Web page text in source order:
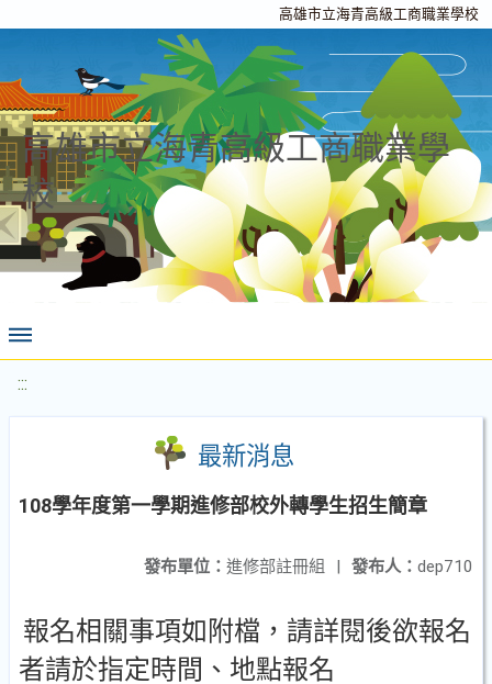
高雄市立海青高級工商職業學校
高雄市立海青高級工商職業學
校
:::
最新消息
108學年度第一學期進修部校外轉學生招生簡章
發布人： dep710
發布單位： 進修部註冊組 |
報名相關事項如附檔，請詳閱後欲報名
者請於指定時間、地點報名